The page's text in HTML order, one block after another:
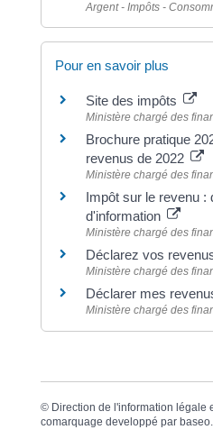
Argent - Impôts -
Pour en savoir plus
Site des impôts
Ministère chargé des
Brochure pratique
revenus de 2022
Ministère chargé des
Impôt sur le revenu :
d'information
Ministère chargé des
Déclarez vos
Ministère chargé des
Déclarer mes
Ministère chargé des
© Direction de l'information légale
comarquage developpé par